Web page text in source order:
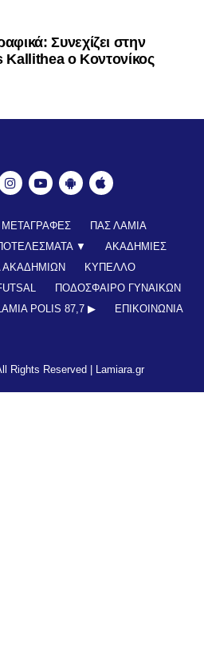
Συνεχίζει στην
Kallithea ο Κοντονίκος
ΜΕΤΑΓΡΑΦΕΣ
ΠΑΣ ΛΑΜΙΑ
▼
ΑΚΑΔΗΜΙΕΣ
ΑΚΑΔΗΜΙΩΝ
ΚΥΠΕΛΛΟ
ΠΟΔΟΣΦΑΙΡΟ ΓΥΝΑΙΚΩΝ
POLIS 87,7 ▶︎ ΕΠΙΚΟΙΝΩΝΊΑ
Rights Reserved | Lamiara.gr